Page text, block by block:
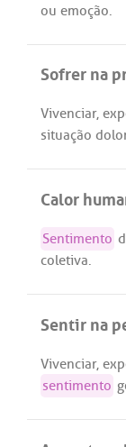
ou emoção.
Sofrer na
Vivenciar,
situação
Calor
Sentimento
coletiva.
Sentir na
Vivenciar,
sentimento